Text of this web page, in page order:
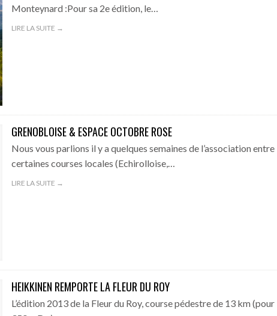
Monteynard :Pour sa 2e édition, le…
LIRE LA SUITE →
GRENOBLOISE & ESPACE OCTOBRE ROSE
Nous vous parlions il y a quelques semaines de l’association entre
certaines courses locales (Echirolloise,…
LIRE LA SUITE →
HEIKKINEN REMPORTE LA FLEUR DU ROY
L’édition 2013 de la Fleur du Roy, course pédestre de 13 km (pour